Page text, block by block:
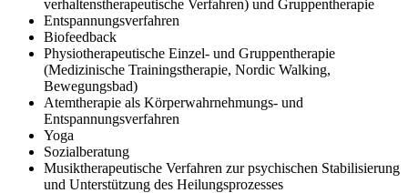
verhaltenstherapeutische Verfahren) und Gruppentherapie
Entspannungsverfahren
Biofeedback
Physiotherapeutische Einzel- und Gruppentherapie
(Medizinische Trainingstherapie, Nordic Walking,
Bewegungsbad)
Atemtherapie als Körperwahrnehmungs- und
Entspannungsverfahren
Yoga
Sozialberatung
Musiktherapeutische Verfahren zur psychischen Stabilisierung
und Unterstützung des Heilungsprozesses